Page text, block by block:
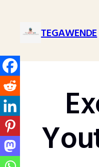
TEGAWENDE